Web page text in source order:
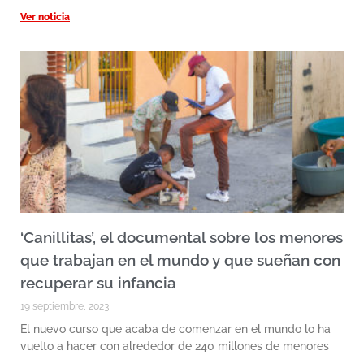
Ver noticia
‘Canillitas’, el documental sobre los menores
que trabajan en el mundo y que sueñan con
recuperar su infancia
19 septiembre, 2023
El nuevo curso que acaba de comenzar en el mundo lo ha
vuelto a hacer con alrededor de 240 millones de menores